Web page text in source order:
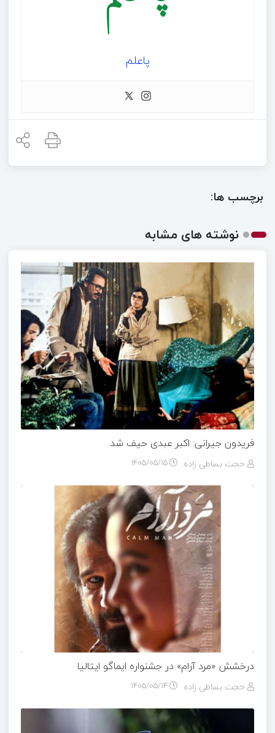
پاعلم
برچسب ها:
نوشته های مشابه
فریدون جیرانی: اکبر عبدی حیف شد
حجت بساطی زاده ۱۴۰۵/۰۵/۱۵
درخشش «مرد آرام» در جشنواره ایماگو ایتالیا
حجت بساطی زاده ۱۴۰۵/۰۵/۱۴